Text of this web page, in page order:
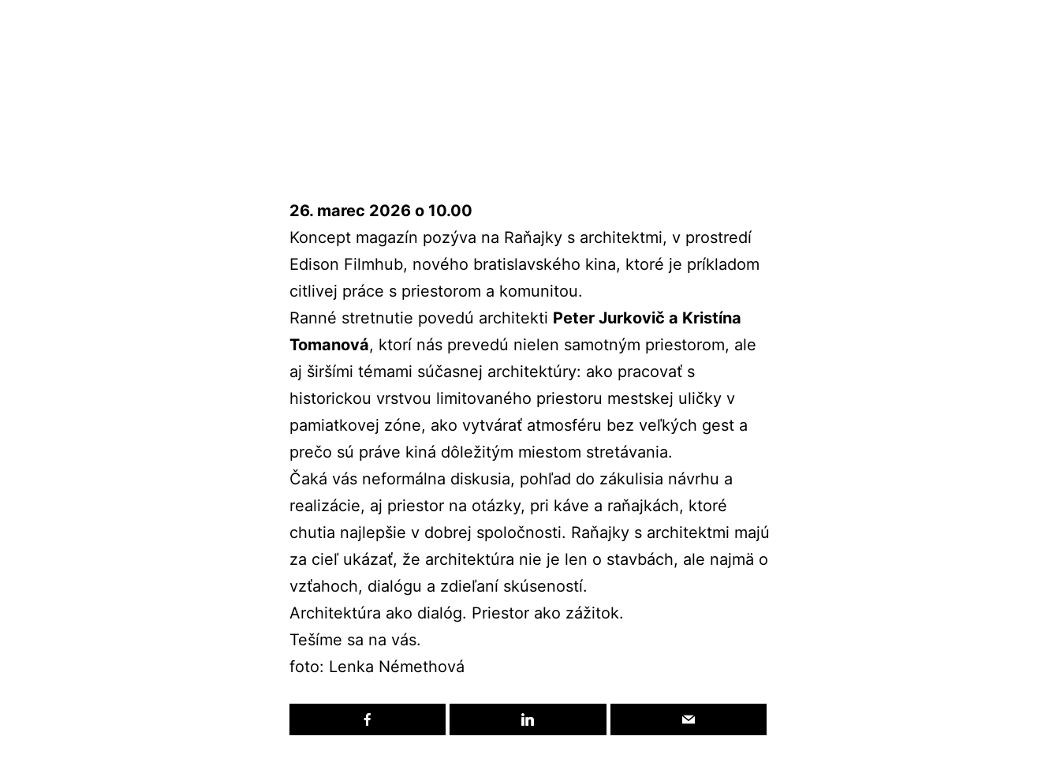
26. marec 2026 o 10.00
Koncept magazín pozýva na Raňajky s architektmi, v prostredí
Edison Filmhub, nového bratislavského kina, ktoré je príkladom
citlivej práce s priestorom a komunitou.
Ranné stretnutie povedú architekti Peter Jurkovič a Kristína
Tomanová, ktorí nás prevedú nielen samotným priestorom, ale
aj širšími témami súčasnej architektúry: ako pracovať s
historickou vrstvou limitovaného priestoru mestskej uličky v
pamiatkovej zóne, ako vytvárať atmosféru bez veľkých gest a
prečo sú práve kiná dôležitým miestom stretávania.
Čaká vás neformálna diskusia, pohľad do zákulisia návrhu a
realizácie, aj priestor na otázky, pri káve a raňajkách, ktoré
chutia najlepšie v dobrej spoločnosti. Raňajky s architektmi majú
za cieľ ukázať, že architektúra nie je len o stavbách, ale najmä o
vzťahoch, dialógu a zdieľaní skúseností.
Architektúra ako dialóg. Priestor ako zážitok.
Tešíme sa na vás.
foto: Lenka Némethová